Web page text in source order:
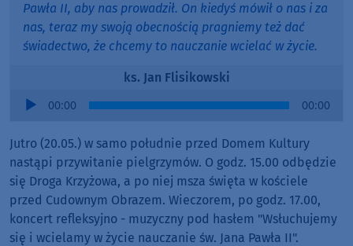
Pawła II, aby nas prowadził. On kiedyś mówił o nas i za
nas, teraz my swoją obecnością pragniemy też dać
świadectwo, że chcemy to nauczanie wcielać w życie.
ks. Jan Flisikowski
Audio
00:00 00:00
Jutro (20.05.) w samo południe przed Domem Kultury
nastąpi przywitanie pielgrzymów. O godz. 15.00 odbędzie
się Droga Krzyżowa, a po niej msza święta w kościele
przed Cudownym Obrazem. Wieczorem, po godz. 17.00,
koncert refleksyjno - muzyczny pod hasłem "Wsłuchujemy
się i wcielamy w życie nauczanie św. Jana Pawła II".